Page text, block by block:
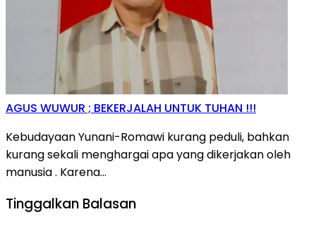
AGUS WUWUR ; BEKERJALAH UNTUK TUHAN !!!
Kebudayaan Yunani-Romawi kurang peduli, bahkan
kurang sekali menghargai apa yang dikerjakan oleh
manusia . Karena…
Tinggalkan Balasan